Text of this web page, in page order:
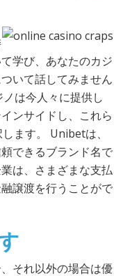
学び、あなたのカジ
いて話してみません
は今人々に提供し
ンサイドし、これら
ます。 Unibetは、
できるブランド名で
は、さまざまな支払
譲渡を行うことがで
それ以外の場合は優